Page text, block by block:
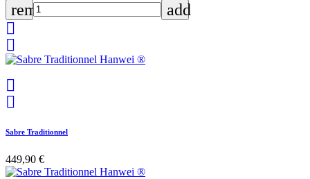
remove
add




Sabre Traditionnel
449,90 €